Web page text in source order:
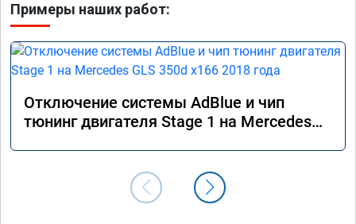
Примеры наших работ:
Отключение системы AdBlue и чип
тюнинг двигателя Stage 1 на Mercedes